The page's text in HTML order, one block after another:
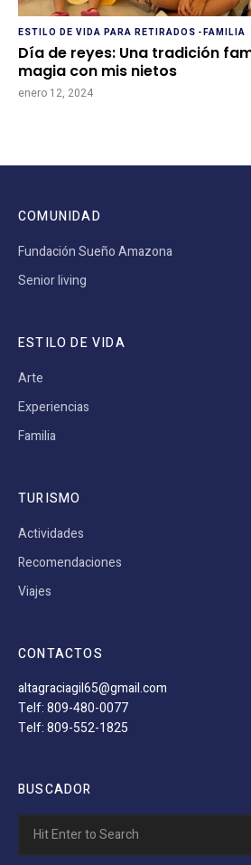
ESTILO DE VIDA PARA RETIRADOS -FAMILIA
Día de reyes: Una tradición
magia con mis nietos
enero 12, 2024
COMUNIDAD
Fundación Sueño Amazona
Senior living
ESTILO DE VIDA
Arte
Experiencias
Familia
TURISMO
Actividades
Recomendaciones
Viajes
CONTACTOS
altagraciagil65@gmail.com
Telf: 809-480-0077
Telf: 809-552-1825
BUSCADOR
for: